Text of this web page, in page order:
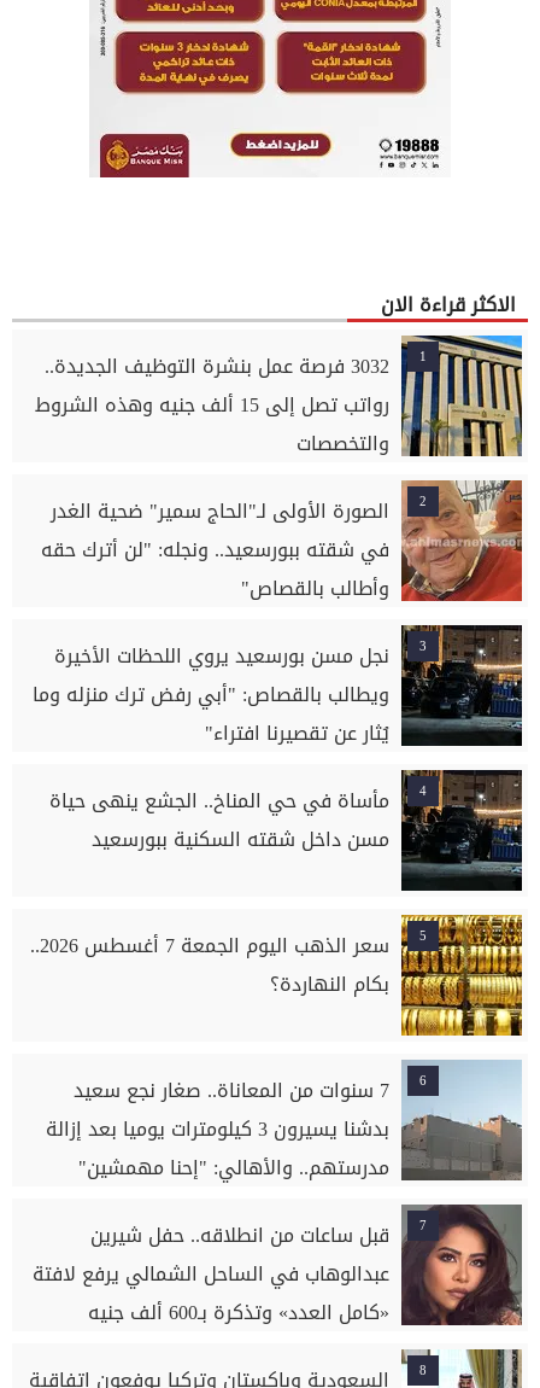
الاكثر قراءة الان
1
3032 فرصة عمل بنشرة التوظيف الجديدة..
رواتب تصل إلى 15 ألف جنيه وهذه الشروط
والتخصصات
2
الصورة الأولى لـ"الحاج سمير" ضحية الغدر
في شقته ببورسعيد.. ونجله: "لن أترك حقه
وأطالب بالقصاص"
3
نجل مسن بورسعيد يروي اللحظات الأخيرة
ويطالب بالقصاص: "أبي رفض ترك منزله وما
يُثار عن تقصيرنا افتراء"
4
مأساة في حي المناخ.. الجشع ينهى حياة
مسن داخل شقته السكنية ببورسعيد
5
سعر الذهب اليوم الجمعة 7 أغسطس 2026..
بكام النهاردة؟
6
7 سنوات من المعاناة.. صغار نجع سعيد
بدشنا يسيرون 3 كيلومترات يوميا بعد إزالة
مدرستهم.. والأهالي: "إحنا مهمشين"
7
قبل ساعات من انطلاقه.. حفل شيرين
عبدالوهاب في الساحل الشمالي يرفع لافتة
«كامل العدد» وتذكرة بـ600 ألف جنيه
8 السعودية وباكستان وتركيا يوفعون اتفاقية